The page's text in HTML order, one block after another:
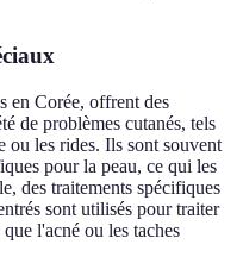
en Corée, offrent des
de problèmes cutanés, tels
ou les rides. Ils sont souvent
pour la peau, ce qui les
des traitements spécifiques
sont utilisés pour traiter
l'acné ou les taches